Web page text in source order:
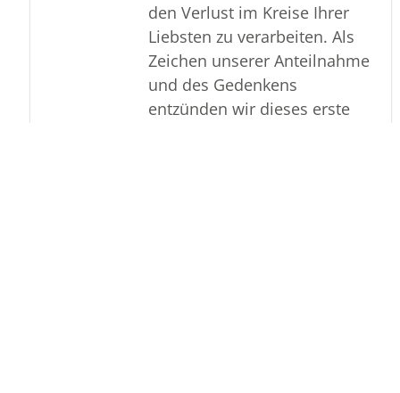
den Verlust im Kreise Ihrer
Liebsten zu verarbeiten. Als
Zeichen unserer Anteilnahme
und des Gedenkens
entzünden wir dieses erste